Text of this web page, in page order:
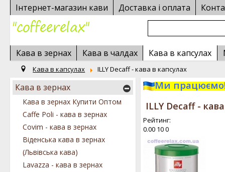
Інтернет-магазин кави Доставка і оплата
Кава в зернах Кава в чалдах Кава в капсулах
Кава в капсулах ILLY Decaff - кава в капсулах
Ми працюємо!
ILLY Decaff -
Рейтинг:
0.00 100
Кава в зернах
Кава в зернах Купити Оптом
Caffe Poli - кава в зернах
Covim - кава в зернах
Віденська кава в зернах
(Львівська кава)
Lavazza - кава в зернах